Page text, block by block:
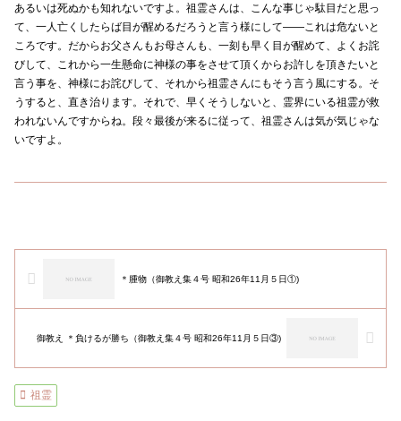
あるいは死ぬかも知れないですよ。祖霊さんは、こんな事じゃ駄目だと思っ
て、一人亡くしたらば目が醒めるだろうと言う様にして――これは危ないと
ころです。だからお父さんもお母さんも、一刻も早く目が醒めて、よくお詫
びして、これから一生懸命に神様の事をさせて頂くからお許しを頂きたいと
言う事を、神様にお詫びして、それから祖霊さんにもそう言う風にする。そ
うすると、直き治ります。それで、早くそうしないと、霊界にいる祖霊が救
われないんですからね。段々最後が来るに従って、祖霊さんは気が気じゃな
いですよ。
＊腫物（御教え集４号 昭和26年11月５日①)
御教え ＊負けるが勝ち（御教え集４号 昭和26年11月５日③)
祖霊